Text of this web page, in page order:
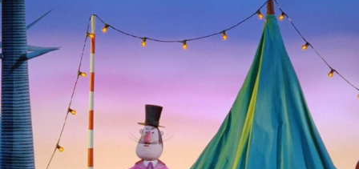
FILMS ET HORAIRES
ÉVÉNEMENTS
SCOLAIRES
PRATIQUE
RÉSERVATION